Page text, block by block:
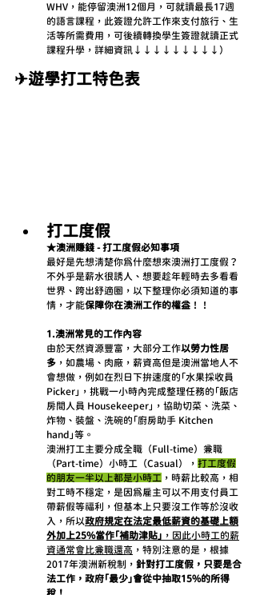
WHV，能停留澳洲12個月，可就讀最長17週
的語言課程，此簽證允許工作來支付旅行、生
活等所需費用，可後續轉換學生簽證就讀正式
課程升學，詳細資訊↓↓↓↓↓↓↓↓↓）
✈遊學打工特色表
打工度假
★澳洲賺錢 - 打工度假必知事項
最好是先想清楚你為什麼想來澳洲打工度假？
不外乎是薪水很誘人、想要趁年輕時去多看看
世界、跨出舒適圈，以下整理你必須知道的事
情，才能保障你在澳洲工作的權益 ！！
1.澳洲常見的工作內容
由於天然資源豐富，大部分工作以勞力性居
多 ，如農場、肉廠， 薪資高但是澳洲當地人不
會想做 ，例如在烈日下拚速度的「水果採收員
Picker」，挑戰一小時內完成整理任務的「飯店
房間人員 Housekeeper」，協助切菜、洗菜、
炸物、裝盤、洗碗的「廚房助手 Kitchen
hand」等。
澳洲打工主要分成全職（Full-time）兼職
（Part-time）小時工（Casual）， 打工度假
的朋友一半以上都是小時工 ，時薪比較高，相
對工時不穩定，是因為雇主可以不用支付員工
帶薪假等福利，但基本上只要沒工作等於沒收
入，所以政府規定在法定最低薪資的基礎上額
外加上25%當作「補助津貼」 ，因此小時工的薪
資通常會比兼職還高 ，特別注意的是，根據
2017年澳洲新稅制， 針對打工度假，只要是合
法工作，政府「最少」會從中抽取15%的所得
稅！